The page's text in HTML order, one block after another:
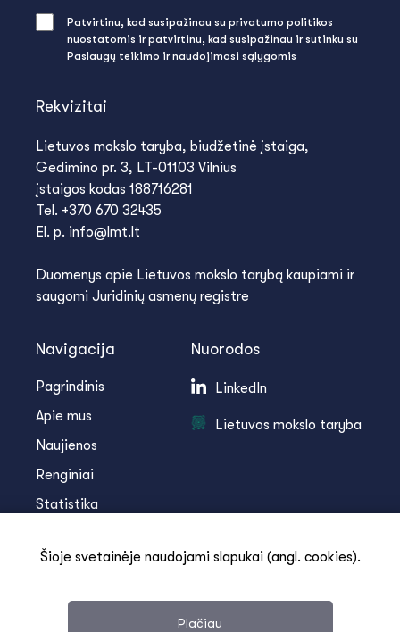
Rekvizitai
Lietuvos mokslo taryba, biudžetinė įstaiga,
Gedimino pr. 3, LT-01103 Vilnius
įstaigos kodas 188716281
Tel. +370 670 32435
El. p. info@lmt.lt
Duomenys apie Lietuvos mokslo tarybą kaupiami ir
saugomi Juridinių asmenų registre
Navigacija
Pagrindinis
Apie mus
Naujienos
Renginiai
Statistika
Kontaktai
Nuorodos
LinkedIn
Lietuvos mokslo taryba
Patvirtinu, kad susipažinau su privatumo politikos
nuostatomis ir patvirtinu, kad susipažinau ir sutinku su
Paslaugų teikimo ir naudojimosi sąlygomis
Šioje svetainėje naudojami slapukai (angl. cookies).
Plačiau